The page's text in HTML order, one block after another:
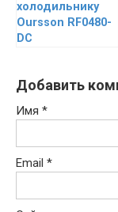
холодильнику
Oursson RF0480-
DC
Добавить
Имя *
Email *